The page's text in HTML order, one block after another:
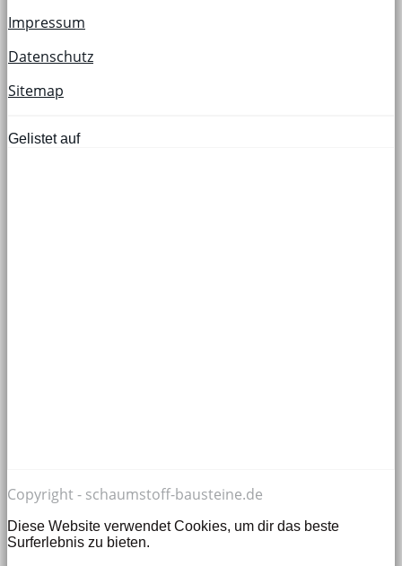
Impressum
Datenschutz
Sitemap
Gelistet auf
Copyright - schaumstoff-bausteine.de
Diese Website verwendet Cookies, um dir das beste
Surferlebnis zu bieten.